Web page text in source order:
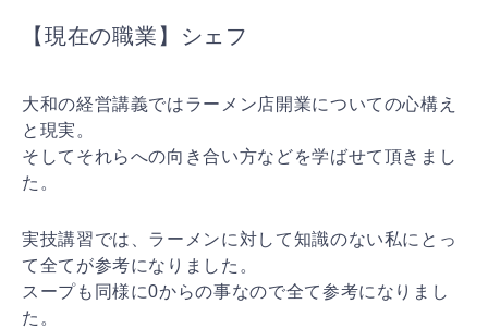
【現在の職業】シェフ
大和の経営講義ではラーメン店開業についての心構え
と現実。
そしてそれらへの向き合い方などを学ばせて頂きまし
た。
実技講習では、ラーメンに対して知識のない私にとっ
て全てが参考になりました。
スープも同様に0からの事なので全て参考になりまし
た。